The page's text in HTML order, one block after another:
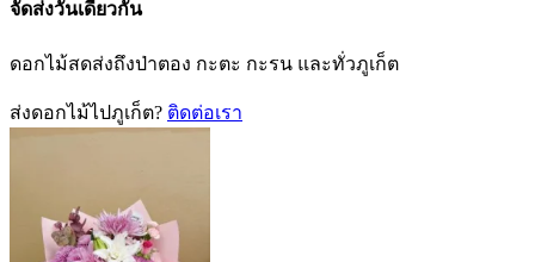
จัดส่งวันเดียวกัน
ดอกไม้สดส่งถึงป่าตอง กะตะ กะรน และทั่วภูเก็ต
ส่งดอกไม้ไปภูเก็ต? ติดต่อเรา